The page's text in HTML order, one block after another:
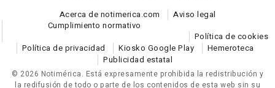
Acerca de notimerica.com
Aviso legal
Cumplimiento normativo
Política de cookies
Política de privacidad
Kiosko Google Play
Hemeroteca
Publicidad estatal
© 2026 Notimérica. Está expresamente prohibida la redistribución y
la redifusión de todo o parte de los contenidos de esta web sin su